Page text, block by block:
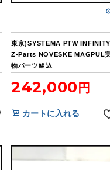
東京)SYSTEMA PTW INFINITY
Z-Parts NOVESKE MAGPUL
物パーツ組込
242,000
カートに入れる